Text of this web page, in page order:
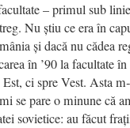
– primul sub
Nu știu ce era în
și dacă nu cădea
în ’90 la facultate
ci spre Vest. Asta
se pare o minune că
sovietice: au făcut